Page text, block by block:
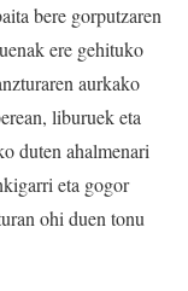
bere gorputzaren
ere gehituko
aurkako
liburuek eta
duten ahalmenari
eta gogor
ohi duen tonu